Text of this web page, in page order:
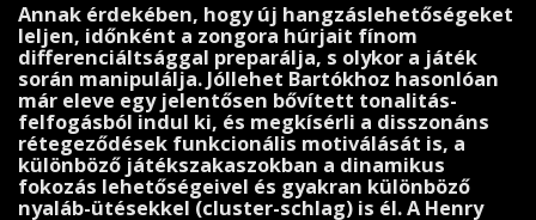
Annak érdekében, hogy új hangzáslehetőségeket
leljen, időnként a zongora húrjait fínom
differenciáltsággal preparálja, s olykor a játék
során manipulálja. Jóllehet Bartókhoz hason­lóan
már eleve egy jelentősen bő­vített tonalitás-
felfogásból indul ki, és megkísérli a disszonáns
rétegeződések funkcionális motiválását is, a
különböző játékszakaszokban a dinamikus
fokozás lehetősége­ivel és gyakran különböző
nyaláb-ütésekkel (cluster-schlag) is él. A Henry